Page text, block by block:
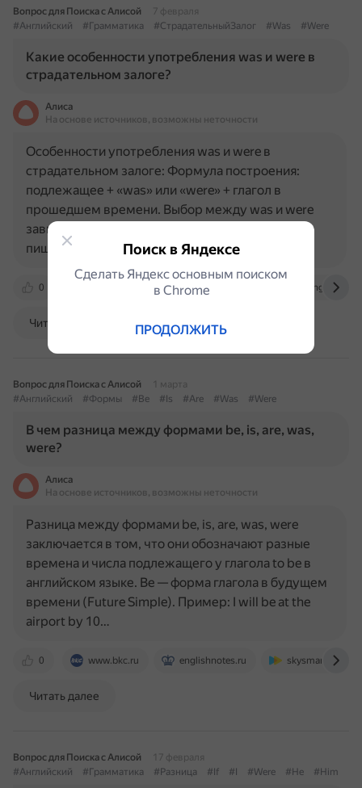
Вопрос для Поиска с Алисой
7 февраля
#Английский
#Грамматика #СтрадательныйЗалог #Was #Were
Какие особенности употребления was и were в
страдательном залоге?
Алиса
На основе источников, возможны неточности
0 lingualeo.com skyeng.ru
Особенности употребления was и were в
страдательном залоге: Формула построения:
подлежащее + «was» или «were» + глагол в
прошедшем времени. Выбор между was и were
зависит от лица и числа подлежащего. «Was»
пишется только с существительными 1-го…
Читать далее
Вопрос для Поиска с Алисой
1 марта
#Английский
#Формы #Be #Is #Are #Was #Were
В чем разница между формами be, is, are, was,
were?
Алиса
На основе источников, возможны неточности
0 www.bkc.ru englishnotes.ru skysmart.ru
Разница между формами be, is, are, was, were
заключается в том, что они обозначают разные
времена и числа подлежащего у глагола to be в
английском языке. Be — форма глагола в будущем
времени (Future Simple). Пример: I will be at the
airport by 10…
Читать далее
Вопрос для Поиска с Алисой
17 февраля
#Английский
#Грамматика #Разница #If #I #Were #He #Him
Поиск в Яндексе
Сделать Яндекс основным поиском
в Сhrome
ПРОДОЛЖИТЬ